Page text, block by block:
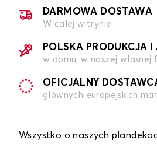
DARMOWA DOSTAWA
W całej witrynie
POLSKA PRODUKCJA I
w domu, w naszej własnej
OFICJALNY
głównych europejskich
Wszystko o naszych